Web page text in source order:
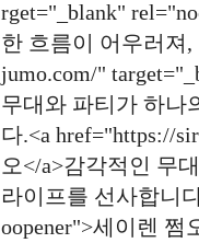
rget="_blank"
한 흐름이 어우러져
jumo.com/"
무대와 파티가 하나
다.<a href="https://
오</a>감각적인 무
라이프를 선사합니
oopener">세이렌